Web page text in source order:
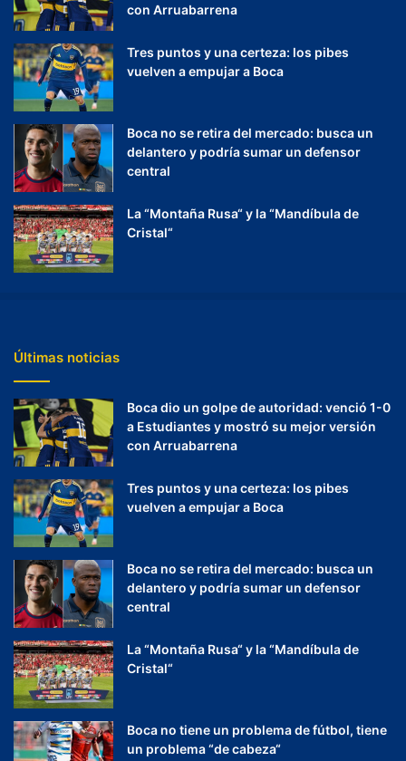
con Arruabarrena
Tres puntos y una certeza: los pibes
vuelven a empujar a Boca
Boca no se retira del mercado: busca un
delantero y podría sumar un defensor
central
La “Montaña Rusa“ y la “Mandíbula de
Cristal“
Últimas noticias
Boca dio un golpe de autoridad: venció 1-0
a Estudiantes y mostró su mejor versión
con Arruabarrena
Tres puntos y una certeza: los pibes
vuelven a empujar a Boca
Boca no se retira del mercado: busca un
delantero y podría sumar un defensor
central
La “Montaña Rusa“ y la “Mandíbula de
Cristal“
Boca no tiene un problema de fútbol, tiene
un problema “de cabeza“